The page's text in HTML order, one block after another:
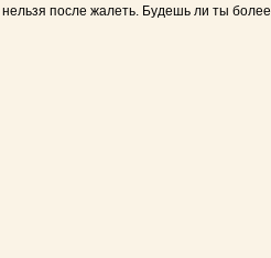
после жалеть. Будешь ли ты